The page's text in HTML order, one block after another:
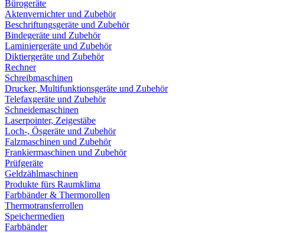
Bürogeräte
Aktenvernichter und Zubehör
Beschriftungsgeräte und Zubehör
Bindegeräte und Zubehör
Laminiergeräte und Zubehör
Diktiergeräte und Zubehör
Rechner
Schreibmaschinen
Drucker, Multifunktionsgeräte und Zubehör
Telefaxgeräte und Zubehör
Schneidemaschinen
Laserpointer, Zeigestäbe
Loch-, Ösgeräte und Zubehör
Falzmaschinen und Zubehör
Frankiermaschinen und Zubehör
Prüfgeräte
Geldzählmaschinen
Produkte fürs Raumklima
Farbbänder & Thermorollen
Thermotransferrollen
Speichermedien
Farbbänder